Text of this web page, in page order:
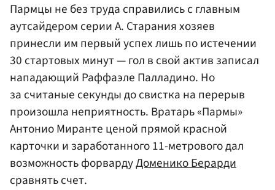
Пармцы не без труда справились с главным
аутсайдером серии А. Старания хозяев
принесли им первый успех лишь по истечении
30 стартовых минут — гол в свой актив записал
нападающий Раффаэле Палладино. Но
за считаные секунды до свистка на перерыв
произошла неприятность. Вратарь «Пармы»
Антонио Миранте ценой прямой красной
карточки и заработанного 11-метрового дал
возможность форвардуДоменико Берарди
сравнять счет.